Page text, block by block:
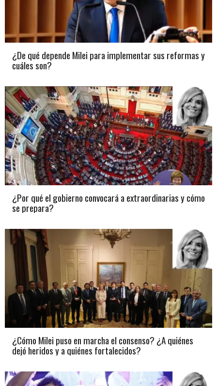
¿De qué depende Milei para implementar sus reformas y
cuáles son?
¿Por qué el gobierno convocará a extraordinarias y cómo
se prepara?
¿Cómo Milei puso en marcha el consenso? ¿A quiénes
dejó heridos y a quiénes fortalecidos?